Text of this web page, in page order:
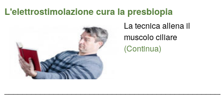
L'elettrostimolazione cura la presbiopia
La tecnica allena il
muscolo ciliare
(Continua)